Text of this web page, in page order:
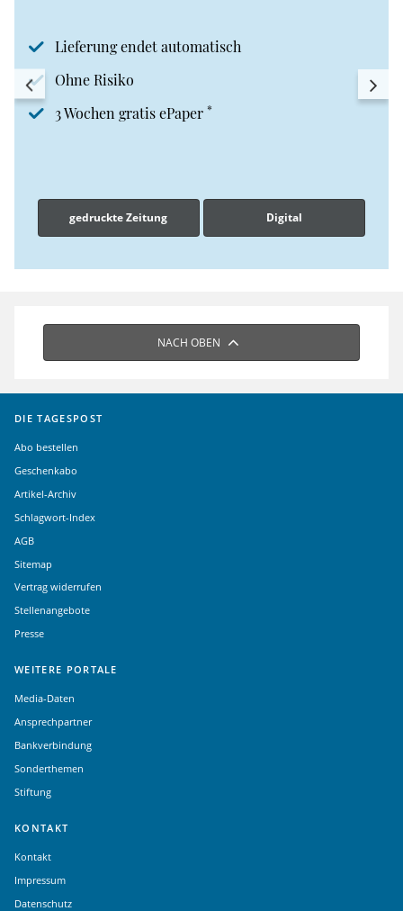
Lieferung endet automatisch
Ohne Risiko
3 Wochen gratis ePaper *
gedruckte Zeitung Digital
NACH OBEN
DIE TAGESPOST
Abo bestellen
Geschenkabo
Artikel-Archiv
Schlagwort-Index
AGB
Sitemap
Vertrag widerrufen
Stellenangebote
Presse
WEITERE PORTALE
Media-Daten
Ansprechpartner
Bankverbindung
Sonderthemen
Stiftung
KONTAKT
Kontakt
Impressum
Datenschutz